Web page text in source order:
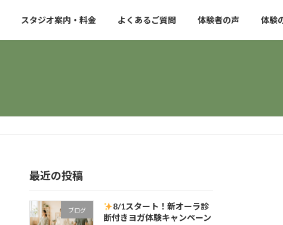
スタジオ案内・料金 よくあるご質問 体験者の声 体験
最近の投稿
ブログ
8/1スタート！新オーラ診
断付きヨガ体験キャンペーン